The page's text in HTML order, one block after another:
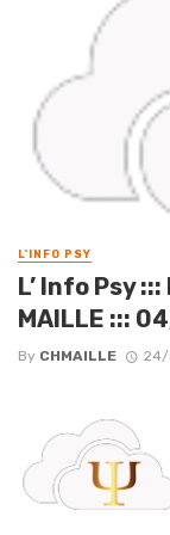
L'INFO PSY
L’ Info Psy
MAILLE :::
By CHMAILLE